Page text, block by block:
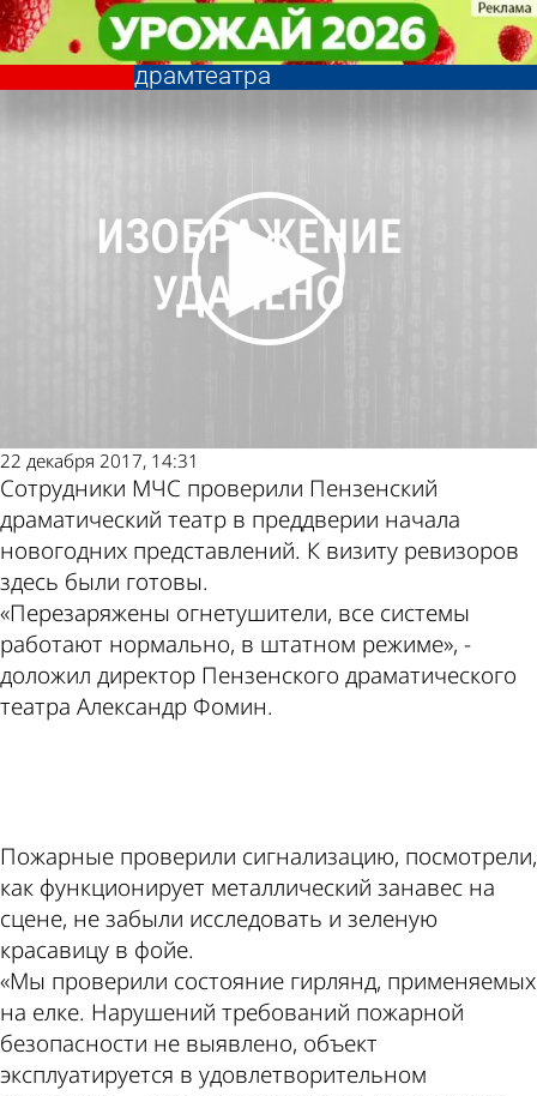
Сотрудники МЧС удостоверились
в пожарной безопасности
драмтеатра
Общество
22 декабря 2017, 14:31
Сотрудники МЧС проверили Пензенский
драматический театр в преддверии начала
новогодних представлений. К визиту ревизоров
здесь были готовы.
«Перезаряжены огнетушители, все системы
работают нормально, в штатном режиме», -
доложил директор Пензенского драматического
театра Александр Фомин.
Пожарные проверили сигнализацию, посмотрели,
как функционирует металлический занавес на
сцене, не забыли исследовать и зеленую
красавицу в фойе.
«Мы проверили состояние гирлянд, применяемых
на елке. Нарушений требований пожарной
безопасности не выявлено, объект
эксплуатируется в удовлетворительном
Сотрудники МЧС удостоверились
в пожарной безопасности
драмтеатра
Общество
Другие новости по
теме
Погода и курсы
валют в Пензе